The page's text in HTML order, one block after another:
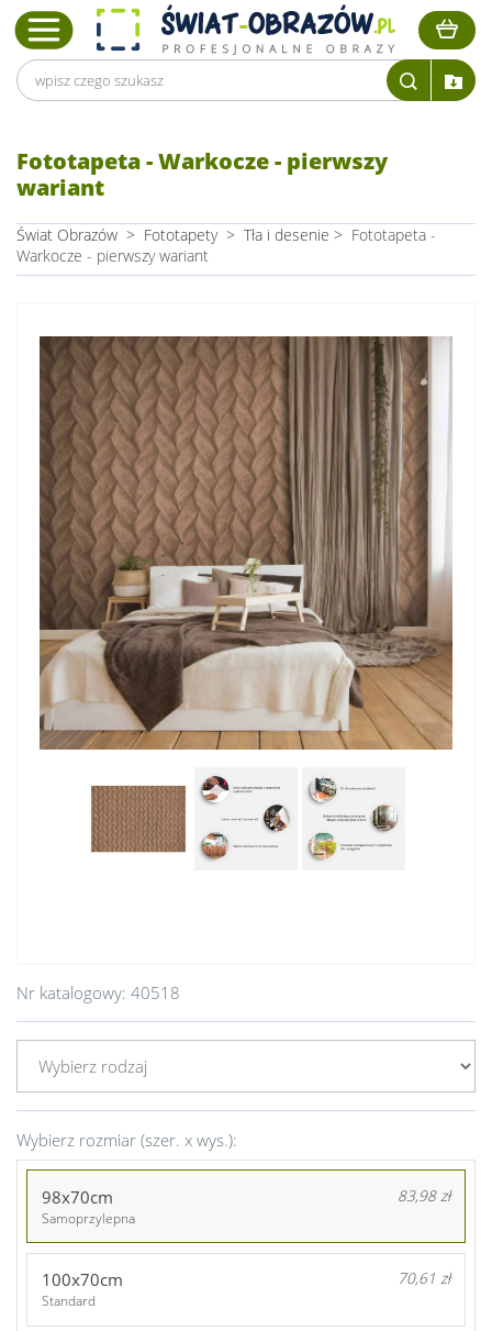
Fototapeta - Warkocze - pierwszy
wariant
Świat Obrazów > Fototapety > Tła i desenie > Fototapeta -
Warkocze - pierwszy wariant
Nr katalogowy: 40518
Wybierz rozmiar (szer. x wys.):
98x70cm 83,98 zł
Samoprzylepna
100x70cm 70,61 zł
Standard